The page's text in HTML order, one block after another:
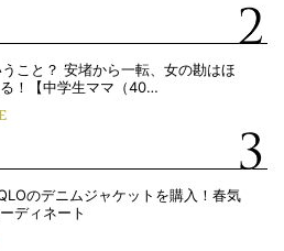
こと？ 安堵から一転、女の勘はほ
！【中学生ママ（40…
のデニムジャケットを購入！春気
ディネート